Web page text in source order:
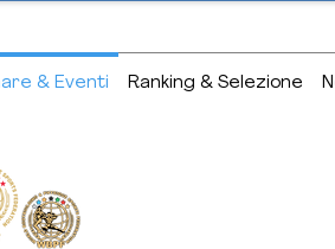
& Eventi Ranking & Selezione